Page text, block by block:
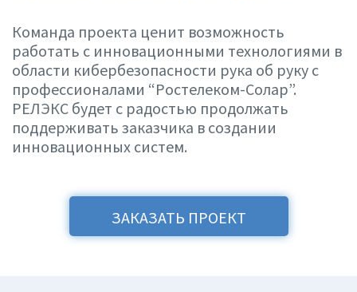
Команда проекта ценит возможность
работать с инновационными технологиями в
области кибербезопасности рука об руку с
профессионалами “Ростелеком-Солар”.
РЕЛЭКС будет с радостью продолжать
поддерживать заказчика в создании
инновационных систем.
ЗАКАЗАТЬ ПРОЕКТ